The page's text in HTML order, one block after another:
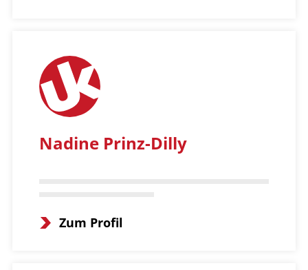
Nadine Prinz-Dilly
Zum Profil